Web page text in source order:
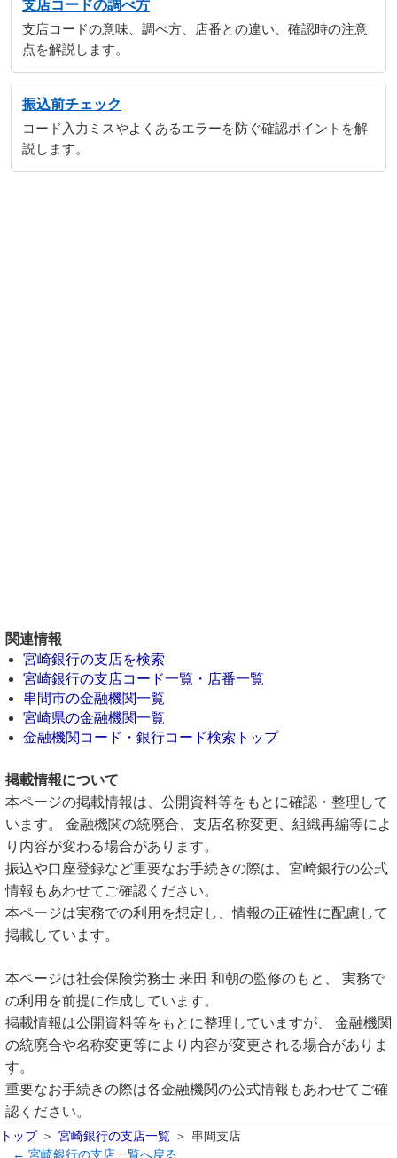
支店コードの調べ方
支店コードの意味、調べ方、店番との違い、確認時の注意
点を解説します。
振込前チェック
コード入力ミスやよくあるエラーを防ぐ確認ポイントを解
説します。
関連情報
宮崎銀行の支店を検索
宮崎銀行の支店コード一覧・店番一覧
串間市の金融機関一覧
宮崎県の金融機関一覧
金融機関コード・銀行コード検索トップ
掲載情報について
本ページの掲載情報は、公開資料等をもとに確認・整理して
います。 金融機関の統廃合、支店名称変更、組織再編等によ
り内容が変わる場合があります。
振込や口座登録など重要なお手続きの際は、宮崎銀行の公式
情報もあわせてご確認ください。
本ページは実務での利用を想定し、情報の正確性に配慮して
掲載しています。
本ページは社会保険労務士 来田 和朝の監修のもと、 実務で
の利用を前提に作成しています。
掲載情報は公開資料等をもとに整理していますが、 金融機関
の統廃合や名称変更等により内容が変更される場合がありま
す。
重要なお手続きの際は各金融機関の公式情報もあわせてご確
認ください。
トップ 宮崎銀行の支店一覧
串間支店
← 宮崎銀行の支店一覧へ戻る